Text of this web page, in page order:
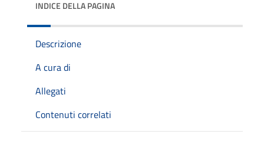
INDICE DELLA PAGINA
Descrizione
A cura di
Allegati
Contenuti correlati